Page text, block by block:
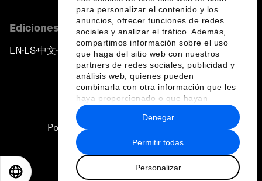
para personalizar el contenido y los
anuncios, ofrecer funciones de redes
sociales y analizar el tráfico. Además,
compartimos información sobre el uso
que haga del sitio web con nuestros
partners de redes sociales, publicidad y
análisis web, quienes pueden
combinarla con otra información que les
haya proporcionado o que hayan
recopilado a partir del uso que haya
hecho de sus servicios.
Permitir todas
Personalizar
Denegar
Ediciones en otros idiomas
EN ▪ES▪中文▪ 日本語
Política de privacidad y normas de uso
Sitemap
2026 Foro Económico Mundial